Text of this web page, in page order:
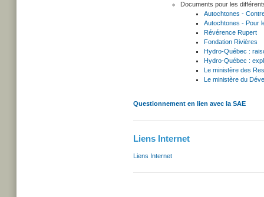
Documents pour les
Autochtones -
Autochtones - Pour
Révérence Rupert
Fondation Rivières
Hydro-Québec :
Hydro-Québec :
Le ministère des
Le ministère du
Questionnement en lien avec la SAE
Liens Internet
Liens Internet